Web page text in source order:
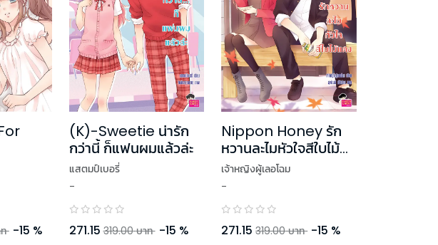
-15 %
(K)-Sweetie น่ารัก
กว่านี้ ก็แฟนผมแล้วล่ะ
แสตมป์เบอรี่
-
271.15 319.00 บาท -15 %
Nippon Honey รัก
หวานละไมหัวใจสีใบไม้
แดง
เจ้าหญิงผู้เลอโฉม
-
271.15 319.00 บาท -15 %